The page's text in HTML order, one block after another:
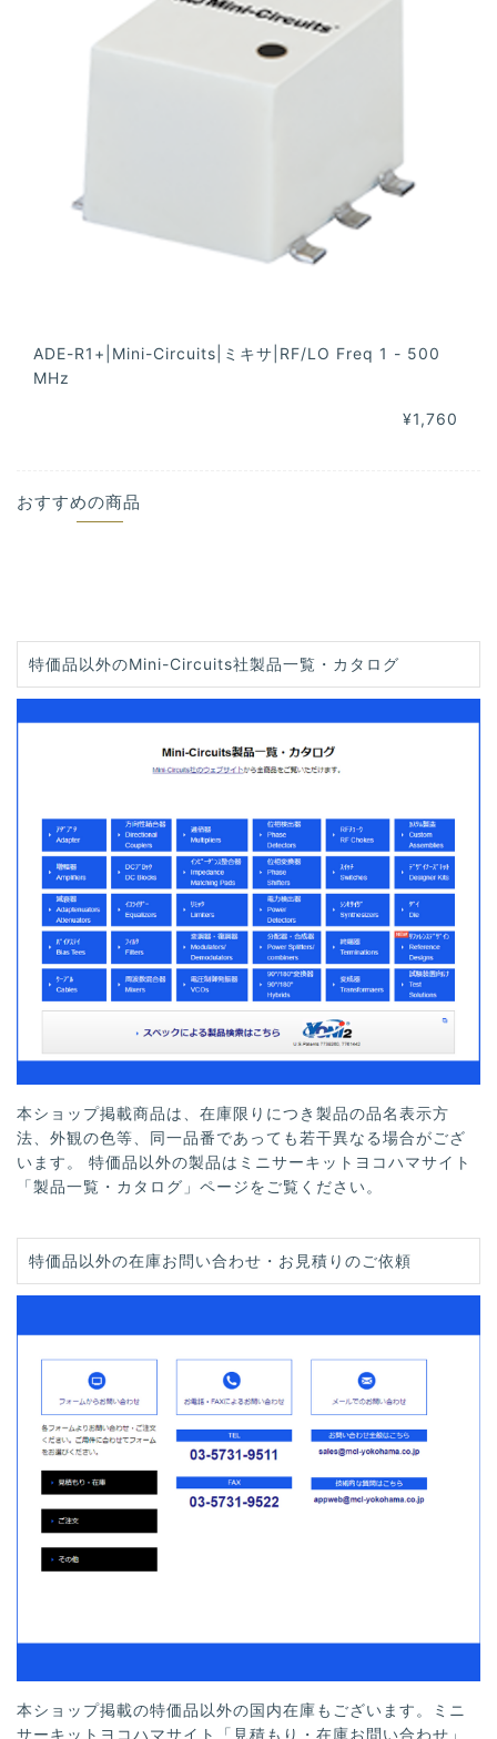
ADE-R1+|Mini-Circuits|ミキサ|RF/LO Freq 1 - 500
MHz
¥1,760
おすすめの商品
特価品以外のMini-Circuits社製品一覧・カタログ
本ショップ掲載商品は、在庫限りにつき製品の品名表示方
法、外観の色等、同一品番であっても若干異なる場合がござ
います。 特価品以外の製品はミニサーキットヨコハマサイト
「製品一覧・カタログ」ページをご覧ください。
特価品以外の在庫お問い合わせ・お見積りのご依頼
本ショップ掲載の特価品以外の国内在庫もございます。ミニ
サーキットヨコハマサイト「見積もり・在庫お問い合わせ」